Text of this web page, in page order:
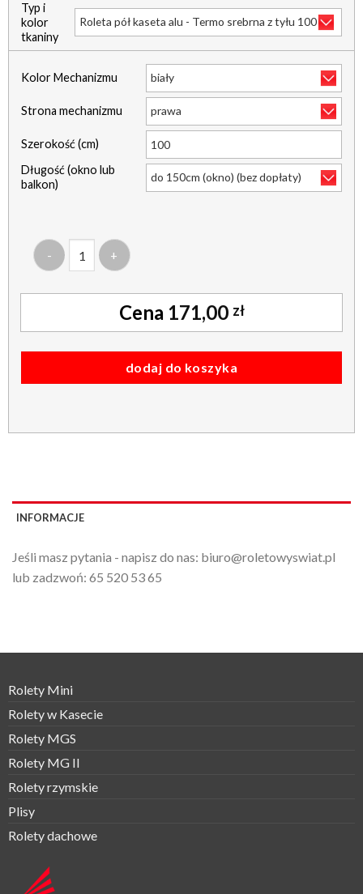
Typ i
kolor
tkaniny
Kolor Mechanizmu
Strona mechanizmu
Szerokość (cm)
Długość (okno lub
balkon)
ilość roleta pół kaseta alu - termo srebrna z tyłu 100%
dodaj do koszyka
171,00 zł
INFORMACJE
Jeśli masz pytania - napisz do nas: biuro@roletowyswiat.pl
lub zadzwoń: 65 520 53 65
Rolety Mini
Rolety w Kasecie
Rolety MGS
Rolety MG II
Rolety rzymskie
Plisy
Rolety dachowe